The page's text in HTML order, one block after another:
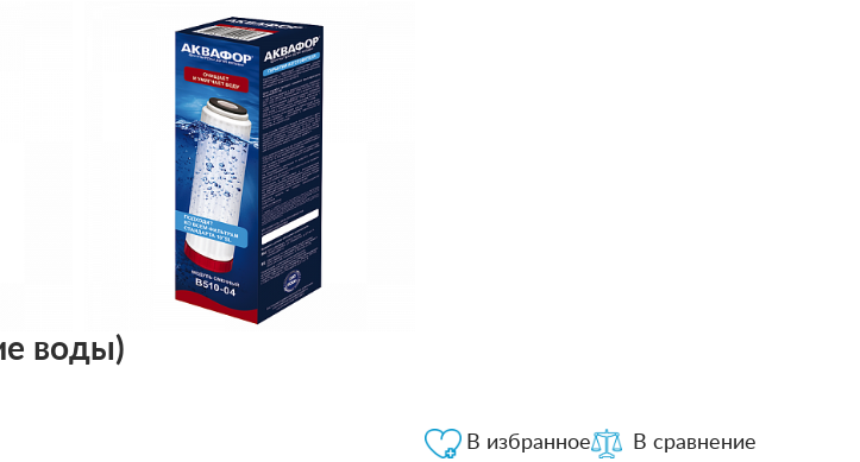
воды)
В сравнение
В избранное